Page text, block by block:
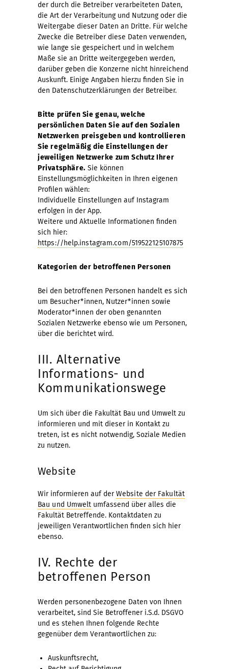
der durch die Betreiber verarbeiteten Daten,
die Art der Verarbeitung und Nutzung oder die
Weitergabe dieser Daten an Dritte. Für welche
Zwecke die Betreiber diese Daten verwenden,
wie lange sie gespeichert und in welchem
Maße sie an Dritte weitergegeben werden,
darüber geben die Konzerne nicht hinreichend
Auskunft. Einige Angaben hierzu finden Sie in
den Datenschutzerklärungen der Betreiber.
Bitte prüfen Sie genau, welche
persönlichen Daten Sie auf den Sozialen
Netzwerken preisgeben und kontrollieren
Sie regelmäßig die Einstellungen der
jeweiligen Netzwerke zum Schutz Ihrer
Privatsphäre. Sie können
Einstellungsmöglichkeiten in Ihren eigenen
Profilen wählen:
Individuelle Einstellungen auf Instagram
erfolgen in der App.
Weitere und Aktuelle Informationen finden
sich hier:
https://help.instagram.com/519522125107875
Kategorien der betroffenen Personen
Bei den betroffenen Personen handelt es sich
um Besucher*innen, Nutzer*innen sowie
Moderator*innen der oben genannten
Sozialen Netzwerke ebenso wie um Personen,
über die berichtet wird.
III. Alternative
Informations- und
Kommunikationswege
Um sich über die Fakultät Bau und Umwelt zu
informieren und mit dieser in Kontakt zu
treten, ist es nicht notwendig, Soziale Medien
zu nutzen.
Website
Wir informieren auf derWebsite der Fakultät
Bau und Umwelt umfassend über alles die
Fakultät Betreffende. Kontaktdaten zu
jeweiligen Verantwortlichen finden sich hier
ebenso.
IV. Rechte der
betroffenen Person
Werden personenbezogene Daten von Ihnen
verarbeitet, sind Sie Betroffener i.S.d. DSGVO
und es stehen Ihnen folgende Rechte
gegenüber dem Verantwortlichen zu:
Auskunftsrecht,